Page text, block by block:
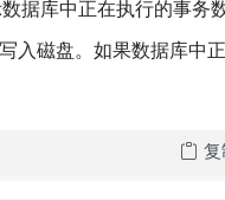
据库中正在执行的事务
入磁盘。如果数据库中
复